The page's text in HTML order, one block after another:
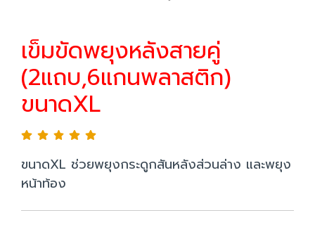
เข็มขัดพยุงหลังสายคู่
(2แถบ,6แกนพลาสติก)
ขนาดXL
ขนาดXL ช่วยพยุงกระดูกสันหลังส่วนล่าง และพยุง
หน้าท้อง